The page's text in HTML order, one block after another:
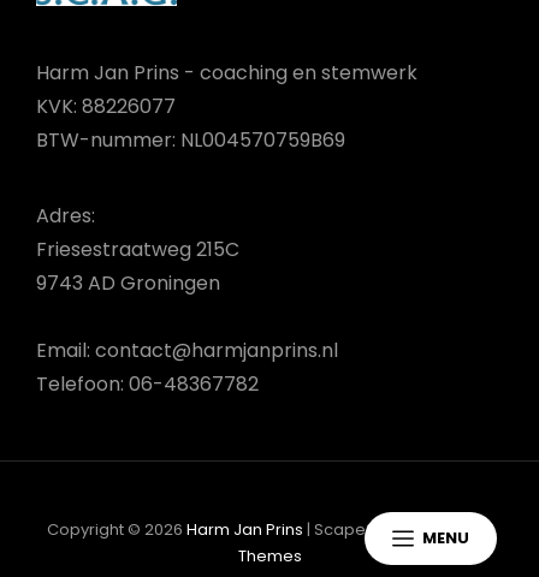
MENU
Harm Jan Prins - coaching en stemwerk
KVK: 88226077
BTW-nummer: NL004570759B69
Adres:
Friesestraatweg 215C
9743 AD Groningen
Email: contact@harmjanprins.nl
Telefoon: 06-48367782
Copyright © 2026 Harm Jan Prins | ScapeShot DoorCatch
Themes